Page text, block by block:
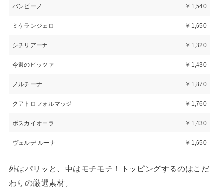
バンビーノ ￥1,540
ミケランジェロ ￥1,650
シチリアーナ ￥1,320
今週のピッツァ ￥1,430
ノルチーナ ￥1,870
クアトロフォルマッジ ￥1,760
ボスカイオーラ ￥1,430
ヴェルデ ルーナ ￥1,650
外はパリッと、中はモチモチ！トッピングするのはこだ
わりの厳選素材。